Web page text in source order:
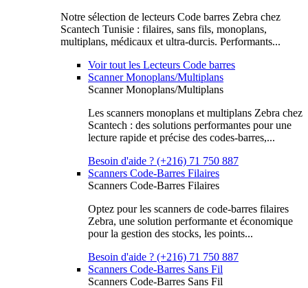
Notre sélection de lecteurs Code barres Zebra chez
Scantech Tunisie : filaires, sans fils, monoplans,
multiplans, médicaux et ultra-durcis. Performants...
Voir tout les Lecteurs Code barres
Scanner Monoplans/Multiplans
Scanner Monoplans/Multiplans
Les scanners monoplans et multiplans Zebra chez
Scantech : des solutions performantes pour une
lecture rapide et précise des codes-barres,...
Besoin d'aide ? (+216) 71 750 887
Scanners Code-Barres Filaires
Scanners Code-Barres Filaires
Optez pour les scanners de code-barres filaires
Zebra, une solution performante et économique
pour la gestion des stocks, les points...
Besoin d'aide ? (+216) 71 750 887
Scanners Code-Barres Sans Fil
Scanners Code-Barres Sans Fil